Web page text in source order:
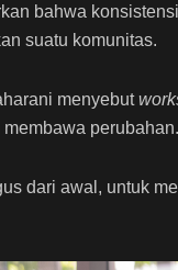
bahwa
suatu komunitas.
menyebut
perubahan.
dari awal, untuk